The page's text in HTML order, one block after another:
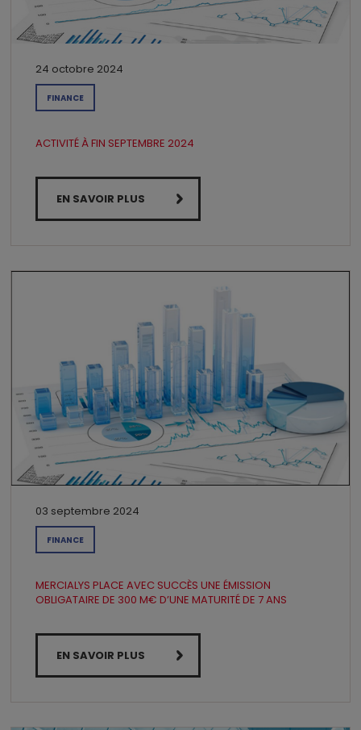
24 octobre 2024
FINANCE
ACTIVITÉ À FIN SEPTEMBRE 2024
EN SAVOIR PLUS
03 septembre 2024
FINANCE
MERCIALYS PLACE AVEC SUCCÈS UNE ÉMISSION
OBLIGATAIRE DE 300 M€ D’UNE MATURITÉ DE 7 ANS
EN SAVOIR PLUS